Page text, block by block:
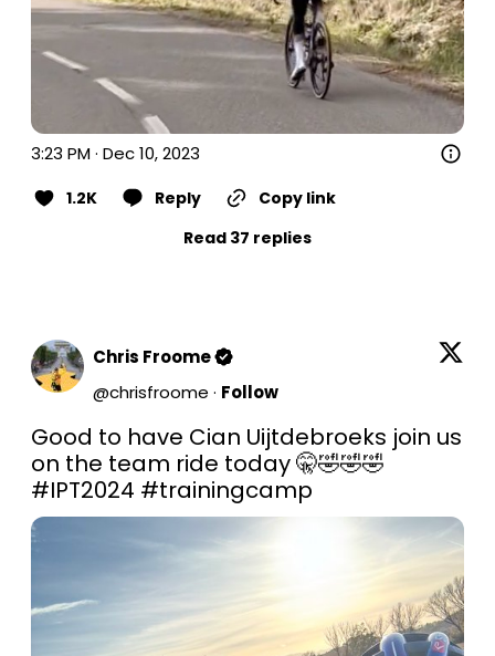
3:23 PM · Dec 10, 2023
1.2K Reply
Copy link
Read 37 replies
Chris Froome
@chrisfroome · Follow
Good to have Cian Uijtdebroeks join us
#IPT2024 #trainingcamp